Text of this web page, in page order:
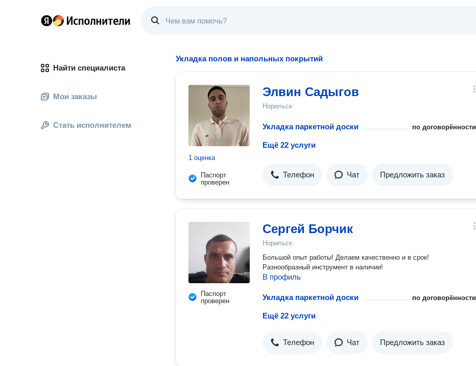
Найти специалиста
Мои заказы
Стать исполнителем
Укладка полов и напольных покрытий
1 оценка
Паспорт
проверен
Элвин Садыгов
Норильск
Укладка паркетной доски по договорённости
Ещё 22 услуги
Телефон Чат Предложить заказ
Паспорт
проверен
Сергей Борчик
Норильск
Большой опыт работы! Делаем качественно и в срок!
Разнообразный инструмент в наличии!
В профиль
Укладка паркетной доски по договорённости
Ещё 22 услуги
Телефон Чат Предложить заказ